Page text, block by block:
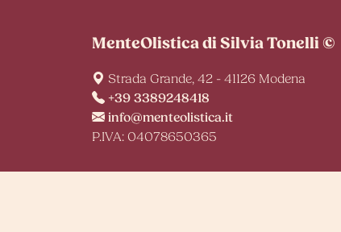
MenteOlistica di Silvia Tonelli ©
Strada Grande, 42 - 41126 Modena
+39 3389248418
info@menteolistica.it
P.IVA: 04078650365